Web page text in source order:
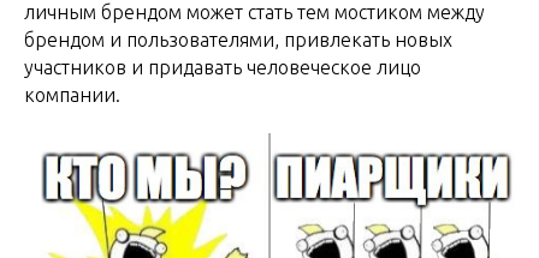
личным брендом может стать тем мостиком между
брендом и пользователями, привлекать новых
участников и придавать человеческое лицо
компании.